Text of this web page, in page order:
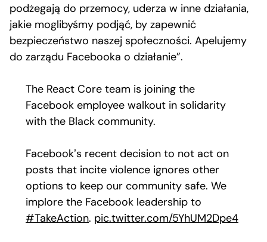
podżegają do przemocy, uderza w inne działania,
jakie moglibyśmy podjąć, by zapewnić
bezpieczeństwo naszej społeczności. Apelujemy
do zarządu Facebooka o działanie”.
The React Core team is joining the
Facebook employee walkout in solidarity
with the Black community.
Facebookʼs recent decision to not act on
posts that incite violence ignores other
options to keep our community safe. We
implore the Facebook leadership to
#TakeAction. pic.twitter.com/5YhUM2Dpe4